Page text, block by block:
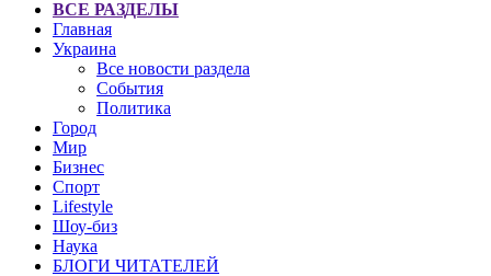
ВСЕ РАЗДЕЛЫ
Главная
Украина
Все новости раздела
События
Политика
Город
Мир
Бизнес
Спорт
Lifestyle
Шоу-биз
Наука
БЛОГИ ЧИТАТЕЛЕЙ